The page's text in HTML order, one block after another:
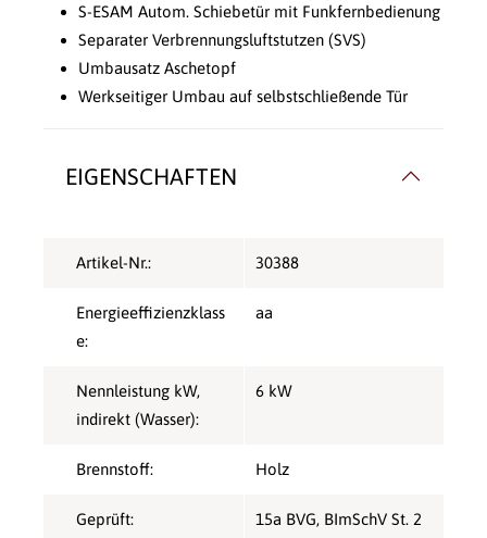
S-ESAM Autom. Schiebetür mit Funkfernbedienung
Separater Verbrennungsluftstutzen (SVS)
Umbausatz Aschetopf
Werkseitiger Umbau auf selbstschließende Tür
EIGENSCHAFTEN
Artikel-Nr.: 30388
Energieeffizienzklass
e:
aa
Nennleistung kW,
indirekt (Wasser):
6 kW
Brennstoff: Holz
Geprüft: 15a BVG, BImSchV St. 2